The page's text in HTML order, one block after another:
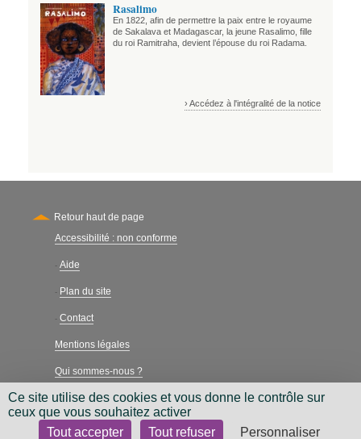
Rasalimo
En 1822, afin de permettre la paix entre le royaume
de Sakalava et Madagascar, la jeune Rasalimo, fille
du roi Ramitraha, devient l’épouse du roi Radama.
› Accédez à l'intégralité de la notice
Retour haut de page
Secondary
Accessibilité : non conforme
- Aide
- Plan du site
- Contact
Mentions légales
Qui sommes-nous ?
Charte néthique
Ce site utilise des cookies et vous donne le contrôle sur
ceux que vous souhaitez activer
Tout accepter
Tout refuser Personnaliser